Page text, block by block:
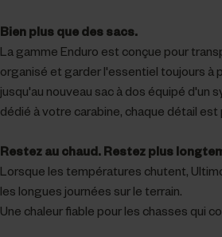
Bien plus que des sacs.
La gamme Enduro est conçue pour
organisé et garder l'essentiel toujours à
jusqu'au nouveau sac à dos équipé
dédié à votre carabine, chaque détail
Restez au chaud. Restez plus
Lorsque les températures chutent,
les longues journées sur le terrain.
Une chaleur fiable pour les chasses qui